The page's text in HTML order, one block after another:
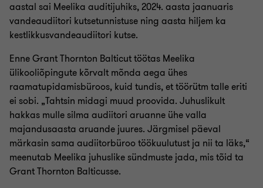
Mari Lehtsaar
Meeli Tali-Aruväli
Meelika Mülla
Piret Palm-Nagel
aastal sai Meelika auditijuhiks, 2024. aasta jaanuaris
vandeaudiitori kutsetunnistuse ning aasta hiljem ka
kestlikkusvandeaudiitori kutse.
Enne Grant Thornton Balticut töötas Meelika
ülikooliõpingute kõrvalt mõnda aega ühes
raamatupidamisbüroos, kuid tundis, et töörütm talle eriti
ei sobi. „Tahtsin midagi muud proovida. Juhuslikult
hakkas mulle silma audiitori aruanne ühe valla
majandusaasta aruande juures. Järgmisel päeval
märkasin sama audiitorbüroo töökuulutust ja nii ta läks,“
meenutab Meelika juhuslike sündmuste jada, mis tõid ta
Grant Thornton Balticusse.